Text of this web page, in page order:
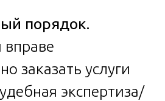
порядок.
заказать услуги
экспертиза/